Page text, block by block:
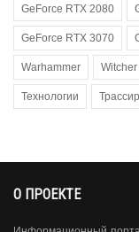
GeForce RTX 2080
GeForce RTX 3070
Warhammer Witcher
Технологии
О ПРОЕКТЕ